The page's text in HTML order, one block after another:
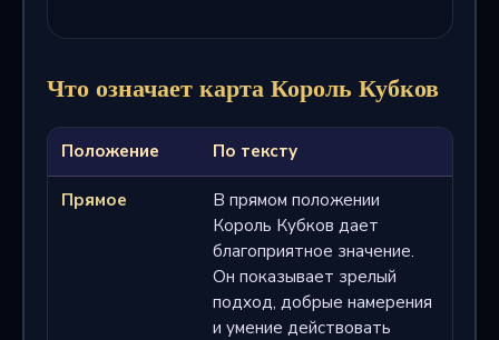
Что означает карта Король Кубков
Положение По тексту
Прямое
В прямом положении
Король Кубков дает
благоприятное значение.
Он показывает зрелый
подход, добрые намерения
и умение действовать